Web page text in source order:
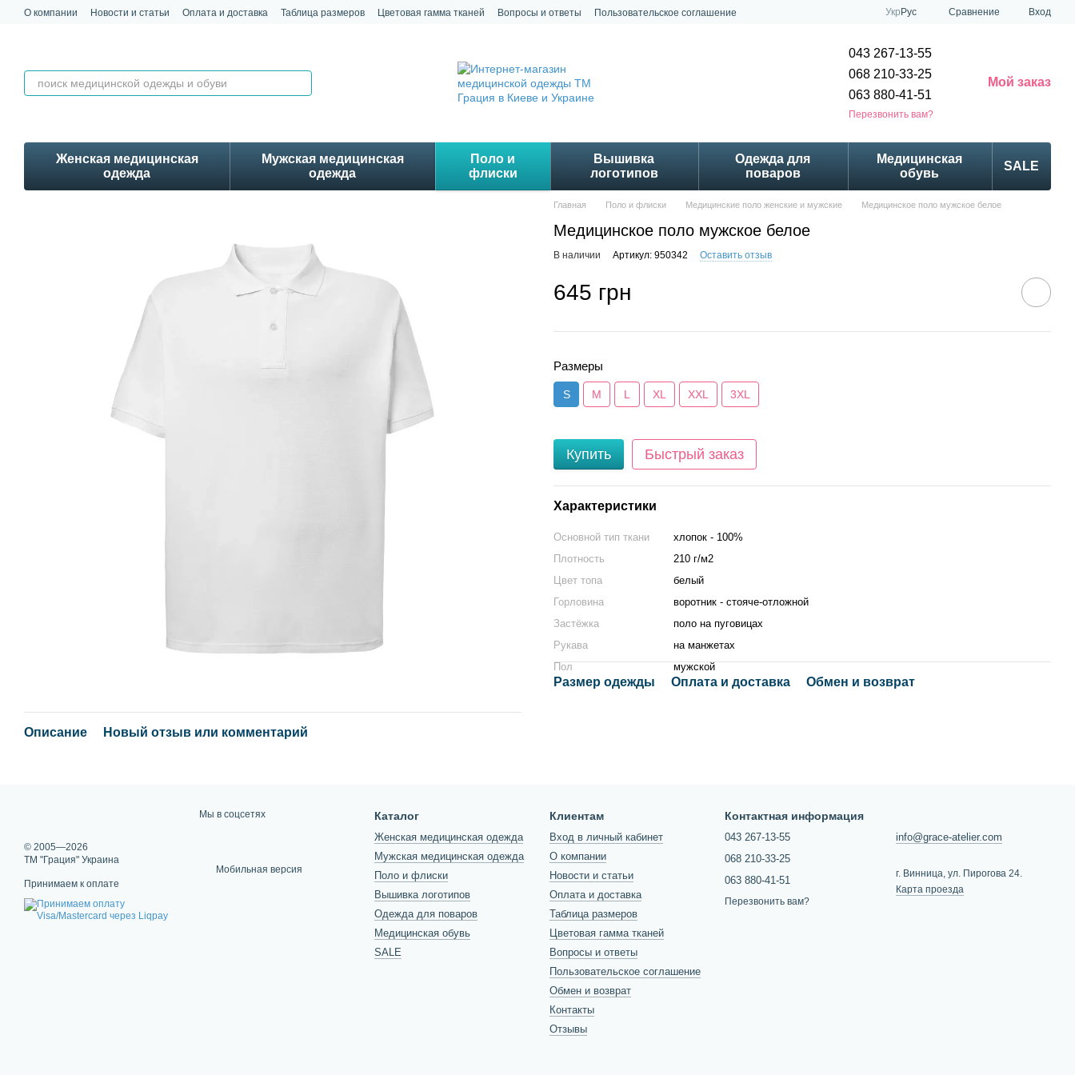
Перейти к основному контенту
О компании Новости и статьи Оплата и доставка Таблица размеров Цветовая гамма тканей Вопросы и ответы
Пользовательское соглашение
Укр Рус Сравнение Вход
043 267-13-55
068 210-33-25
063 880-41-51
Перезвонить вам?
Мой заказ
Женская медицинская
одежда
Мужская медицинская
одежда
Поло и
флиски
Вышивка
логотипов
Одежда для
поваров
Медицинская
обувь
SALE
Описание Новый отзыв или комментарий
Главная Поло и флиски Медицинские поло женские и мужские Медицинское поло мужское белое
Медицинское поло мужское белое
В наличии Артикул: 950342 Оставить отзыв
645 грн
Размеры
S M L XL XXL 3XL
Купить Быстрый заказ
Характеристики
Основной тип ткани
хлопок - 100%
Плотность
210 г/м2
Цвет топа
белый
Горловина
воротник - стояче-отложной
Застёжка
поло на пуговицах
Рукава
на манжетах
Пол
мужской
Размер одежды Оплата и доставка Обмен и возврат
© 2005—2026
ТМ "Грация" Украина
Принимаем к оплате
Мы в соцсетях
Мобильная версия
Каталог
Женская медицинская одежда
Мужская медицинская одежда
Поло и флиски
Вышивка логотипов
Одежда для поваров
Медицинская обувь
SALE
Клиентам
Вход в личный кабинет
О компании
Новости и статьи
Оплата и доставка
Таблица размеров
Цветовая гамма тканей
Вопросы и ответы
Пользовательское соглашение
Обмен и возврат
Контакты
Отзывы
Контактная информация
043 267-13-55
068 210-33-25
063 880-41-51
Перезвонить вам?
info@grace-atelier.com
г. Винница, ул. Пирогова 24.
Карта проезда